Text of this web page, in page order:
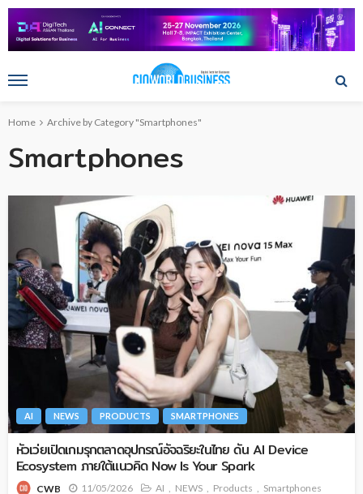
Home Archive by Category "Smartphones"
Smartphones
AI NEWS PRODUCTS SMARTPHONES
หัวเว่ยเปิดเกมรุกตลาดอุปกรณ์อัจฉริยะในไทย ดัน AI Device
Ecosystem ภายใต้แนวคิด Now Is Your Spark
CWB 11/05/2026 AI NEWS Products Smartphones